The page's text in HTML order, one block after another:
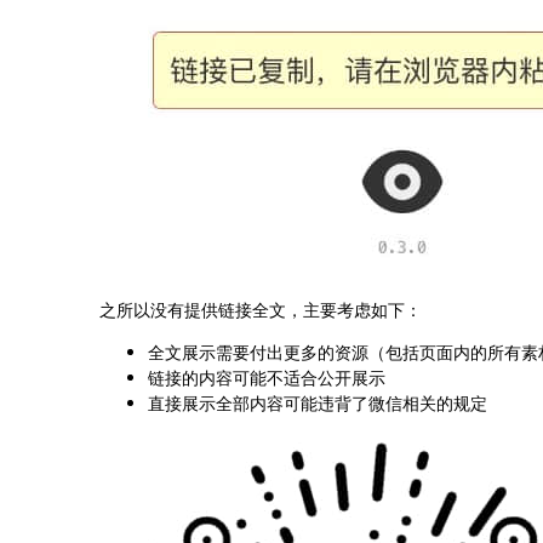
之所以没有提供链接全文，主要考虑如下：
全文展示需要付出更多的资源（包括页面内的所有素
链接的内容可能不适合公开展示
直接展示全部内容可能违背了微信相关的规定